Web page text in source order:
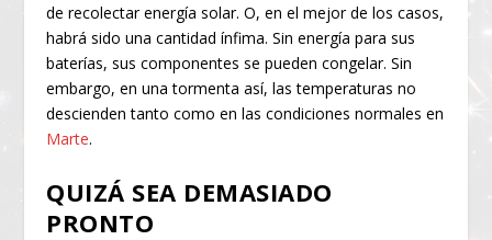
de recolectar energía solar. O, en el mejor de los casos,
habrá sido una cantidad ínfima. Sin energía para sus
baterías, sus componentes se pueden congelar. Sin
embargo, en una tormenta así, las temperaturas no
descienden tanto como en las condiciones normales en
Marte.
QUIZÁ SEA DEMASIADO
PRONTO